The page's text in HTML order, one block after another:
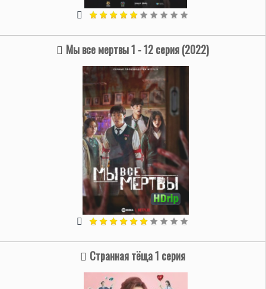
Мы все мертвы 1 - 12 серия (2022)
Странная тёща 1 серия